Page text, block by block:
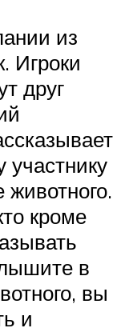
из
Игроки
друг
участнику
животного.
кроме
в
вы
и